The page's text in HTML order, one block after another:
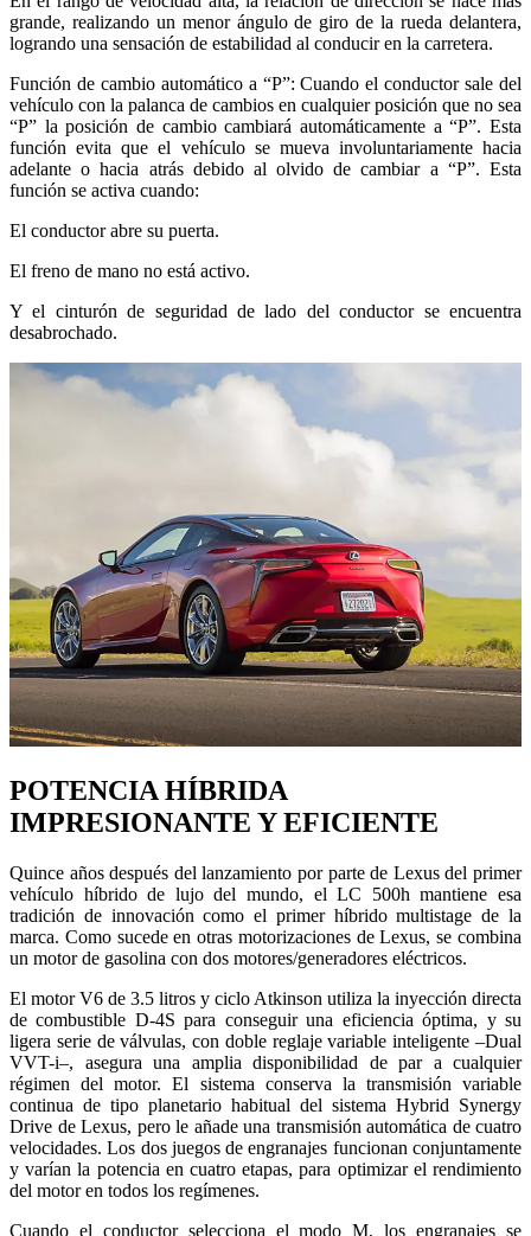
grande, realizando un menor ángulo de giro de la rueda delantera,
logrando una sensación de estabilidad al conducir en la carretera.
Función de cambio automático a “P”: Cuando el conductor sale del
vehículo con la palanca de cambios en cualquier posición que no sea
“P” la posición de cambio cambiará automáticamente a “P”. Esta
función evita que el vehículo se mueva involuntariamente hacia
adelante o hacia atrás debido al olvido de cambiar a “P”. Esta
función se activa cuando:
El conductor abre su puerta.
El freno de mano no está activo.
Y el cinturón de seguridad de lado del conductor se encuentra
desabrochado.
POTENCIA HÍBRIDA
IMPRESIONANTE Y EFICIENTE
Quince años después del lanzamiento por parte de Lexus del primer
vehículo híbrido de lujo del mundo, el LC 500h mantiene esa
tradición de innovación como el primer híbrido multistage de la
marca. Como sucede en otras motorizaciones de Lexus, se combina
un motor de gasolina con dos motores/generadores eléctricos.
El motor V6 de 3.5 litros y ciclo Atkinson utiliza la inyección directa
de combustible D-4S para conseguir una eficiencia óptima, y su
ligera serie de válvulas, con doble reglaje variable inteligente –Dual
VVT-i–, asegura una amplia disponibilidad de par a cualquier
régimen del motor. El sistema conserva la transmisión variable
continua de tipo planetario habitual del sistema Hybrid Synergy
Drive de Lexus, pero le añade una transmisión automática de cuatro
velocidades. Los dos juegos de engranajes funcionan conjuntamente
y varían la potencia en cuatro etapas, para optimizar el rendimiento
del motor en todos los regímenes.
Cuando el conductor selecciona el modo M, los engranajes se